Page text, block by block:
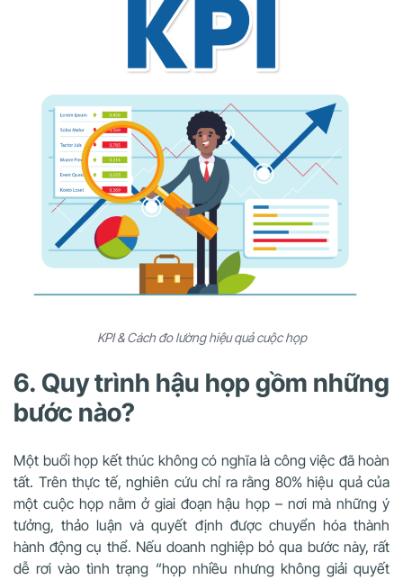
KPI & Cách đo lường hiệu quả cuộc họp
6. Quy trình hậu họp gồm những
bước nào?
Một buổi họp kết thúc không có nghĩa là công việc đã hoàn
tất. Trên thực tế, nghiên cứu chỉ ra rằng 80% hiệu quả của
một cuộc họp nằm ở giai đoạn hậu họp – nơi mà những ý
tưởng, thảo luận và quyết định được chuyển hóa thành
hành động cụ thể. Nếu doanh nghiệp bỏ qua bước này, rất
dễ rơi vào tình trạng “họp nhiều nhưng không giải quyết